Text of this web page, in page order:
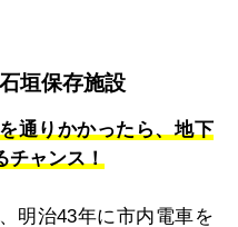
垣保存施設
通りかかったら、地下
チャンス！
明治43年に市内電車を